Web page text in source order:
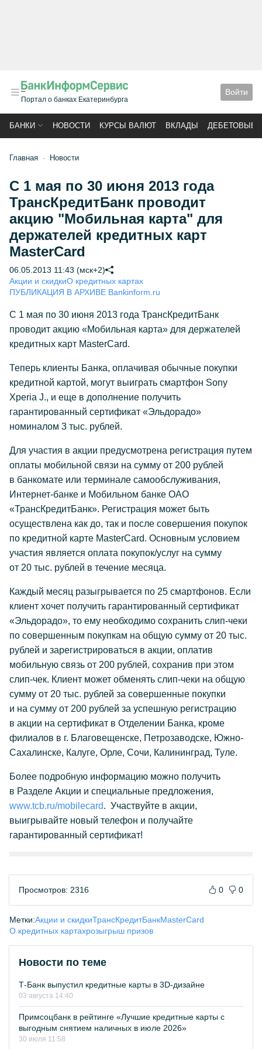
Портал о банках Екатеринбурга
Войти
БАНКИ НОВОСТИ КУРСЫ ВАЛЮТ ВКЛАДЫ ДЕБЕТОВЫЕ
Главная Новости
С 1 мая по 30 июня 2013 года
ТрансКредитБанк проводит
акцию "Мобильная карта" для
держателей кредитных карт
MasterCard
06.05.2013 11:43 (мск+2)
Акции и скидкиО кредитных картах
ПУБЛИКАЦИЯ В АРХИВЕ Bankinform.ru
С 1 мая по 30 июня 2013 года ТрансКредитБанк
проводит акцию «Мобильная карта» для держателей
кредитных карт MasterCard.
Теперь клиенты Банка, оплачивая обычные покупки
кредитной картой, могут выиграть смартфон Sony
Xperia J., и еще в дополнение получить
гарантированный сертификат «Эльдорадо»
номиналом 3 тыс. рублей.
Для участия в акции предусмотрена регистрация путем
оплаты мобильной связи на сумму от 200 рублей
в банкомате или терминале самообслуживания,
Интернет-банке и Мобильном банке ОАО
«ТрансКредитБанк». Регистрация может быть
осуществлена как до, так и после совершения покупок
по кредитной карте MasterCard. Основным условием
участия является оплата покупок/услуг на сумму
от 20 тыс. рублей в течение месяца.
Каждый месяц разыгрывается по 25 смартфонов. Если
клиент хочет получить гарантированный сертификат
«Эльдорадо», то ему необходимо сохранить слип-чеки
по совершенным покупкам на общую сумму от 20 тыс.
рублей и зарегистрироваться в акции, оплатив
мобильную связь от 200 рублей, сохранив при этом
слип-чек. Клиент может обменять слип-чеки на общую
сумму от 20 тыс. рублей за совершенные покупки
и на сумму от 200 рублей за успешную регистрацию
в акции на сертификат в Отделении Банка, кроме
филиалов в г. Благовещенске, Петрозаводске, Южно-
Сахалинске, Калуге, Орле, Сочи, Калининград, Туле.
Более подробную информацию можно получить
в Разделе Акции и специальные предложения,
www.tcb.ru/mobilecard. Участвуйте в акции,
выигрывайте новый телефон и получайте
гарантированный сертификат!
Просмотров: 2316 0 0
Метки:Акции и скидкиТрансКредитБанкMasterCard
О кредитных картахрозыгрыш призов
Новости по теме
Т-Банк выпустил кредитные карты в 3D-дизайне
03 августа 14:40
Примсоцбанк в рейтинге «Лучшие кредитные карты с
выгодным снятием наличных в июле 2026»
30 июля 11:58